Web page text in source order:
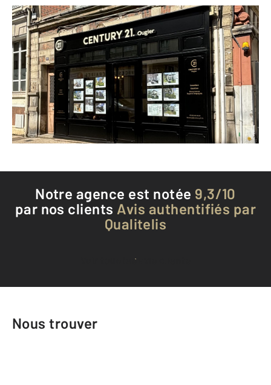
CENTURY 21 Ougier
21 rue de la Gare
BRUNOY - 91800
Envoyer un message
Téléphoner à l'agence
Notre agence est notée 9,3/10
par nos clients Avis authentifiés par
Qualitelis
Voir tous les avis clients
Nous trouver